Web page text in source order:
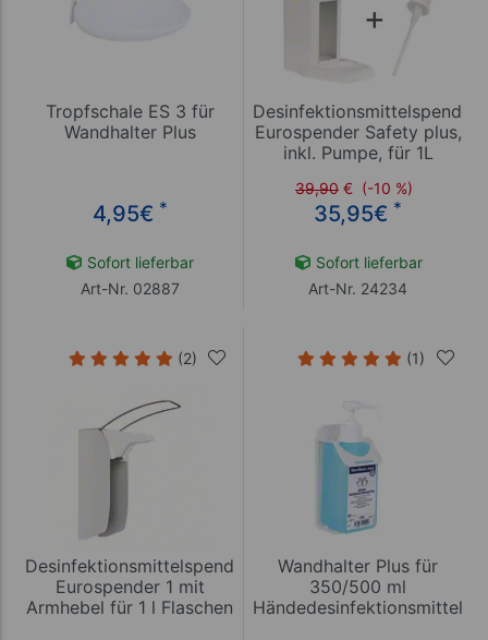
Tropfschale ES 3 für
Wandhalter Plus
4,95€ *
Sofort lieferbar
Art-Nr. 02887
Desinfektionsmittelspender
Eurospender Safety plus,
inkl. Pumpe, für 1L
39,90 € (-10 %)
35,95€ *
Sofort lieferbar
Art-Nr. 24234
(2)
Desinfektionsmittelspender
Eurospender 1 mit
Armhebel für 1 l Flaschen
(1)
Wandhalter Plus für
350/500 ml
Händedesinfektionsmittel